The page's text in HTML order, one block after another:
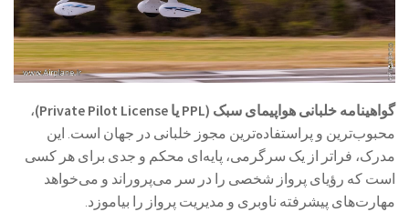
گواهینامه خلبانی هواپیمای سبک (PPL یا Private Pilot License)
،
محبوب‌ترین و پراستفاده‌ترین مجوز خلبانی در جهان است. این
مدرک، فراتر از یک سرگرمی، پایه‌ای محکم و جدی برای هر کسی
است که رؤیای پرواز شخصی را در سر می‌پروراند و می‌خواهد
مهارت‌های پیشرفته ناوبری و مدیریت پرواز را بیاموزد.